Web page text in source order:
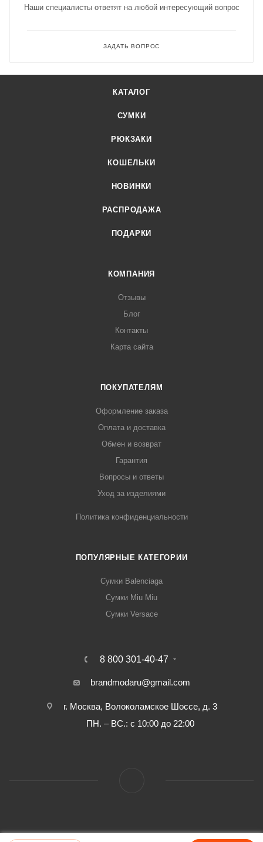
Наши специалисты ответят на любой интересующий вопрос
ЗАДАТЬ ВОПРОС
КАТАЛОГ
СУМКИ
РЮКЗАКИ
КОШЕЛЬКИ
НОВИНКИ
РАСПРОДАЖА
ПОДАРКИ
КОМПАНИЯ
Отзывы
Блог
Контакты
Карта сайта
ПОКУПАТЕЛЯМ
Оформление заказа
Оплата и доставка
Обмен и возврат
Гарантия
Вопросы и ответы
Уход за изделиями
Политика конфиденциальности
ПОПУЛЯРНЫЕ КАТЕГОРИИ
Сумки Balenciaga
Сумки Miu Miu
Сумки Versace
8 800 301-40-47
brandmodaru@gmail.com
г. Москва, Волоколамское Шоссе, д. 3
ПН. – ВС.: с 10:00 до 22:00